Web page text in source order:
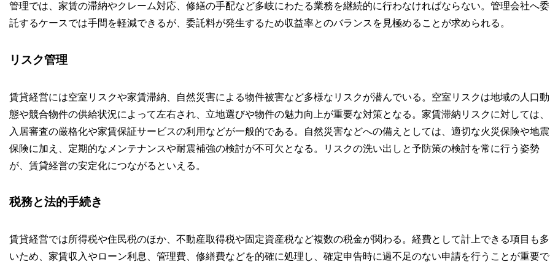
管理では、家賃の滞納やクレーム対応、修繕の手配など多岐にわたる業務を継続的に行わなければならない。管理会社へ委
託するケースでは手間を軽減できるが、委託料が発生するため収益率とのバランスを見極めることが求められる。
リスク管理
賃貸経営には空室リスクや家賃滞納、自然災害による物件被害など多様なリスクが潜んでいる。空室リスクは地域の人口動
態や競合物件の供給状況によって左右され、立地選びや物件の魅力向上が重要な対策となる。家賃滞納リスクに対しては、
入居審査の厳格化や家賃保証サービスの利用などが一般的である。自然災害などへの備えとしては、適切な火災保険や地震
保険に加え、定期的なメンテナンスや耐震補強の検討が不可欠となる。リスクの洗い出しと予防策の検討を常に行う姿勢
が、賃貸経営の安定化につながるといえる。
税務と法的手続き
賃貸経営では所得税や住民税のほか、不動産取得税や固定資産税など複数の税金が関わる。経費として計上できる項目も多
いため、家賃収入やローン利息、管理費、修繕費などを的確に処理し、確定申告時に過不足のない申請を行うことが重要で